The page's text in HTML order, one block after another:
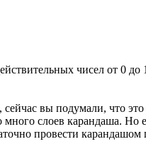
чисел от 0 до
вы подумали, что
много слоев карандаша. Но
провести карандашом